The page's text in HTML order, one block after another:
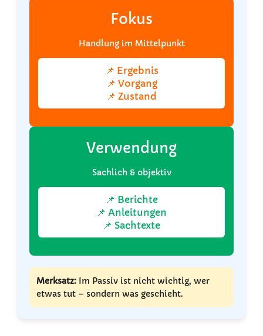
Fokus
Handlung im Mittelpunkt
📌 Ergebnis
📌 Vorgang
📌 Zustand
Verwendung
Sachlich & objektiv
📌 Berichte
📌 Anleitungen
📌 Sachtexte
Merksatz: Im Passiv ist nicht wichtig, wer
etwas tut – sondern was geschieht.